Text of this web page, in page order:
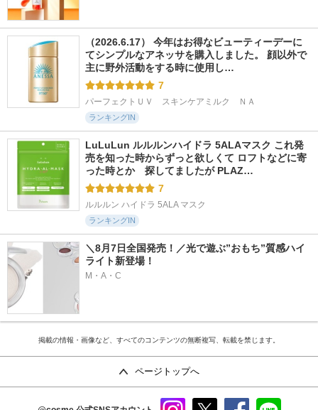
（2026.6.17） 今年はお得なビューティーデーに
てシンプルなアネッサを購入しました。 顔以外で
主に野外活動をする時に使用し…
7
パーフェクトＵＶ　スキンケアミルク　ＮＡ
ランキングIN
LuLuLun ルルルンハイドラ 5ALAマスク これ発
売を知った時からずっと欲しくて ロフトなどに寄
った時とか　探してましたが PLAZ…
7
ルルルン ハイドラ 5ALA マスク
ランキングIN
＼8月7日全国発売！／光で遊ぶ”おもち”質感ハイ
ライト新登場！
M・A・C
掲載の情報・画像など、すべてのコンテンツの無断複写、転載を禁じます。
ページトップへ